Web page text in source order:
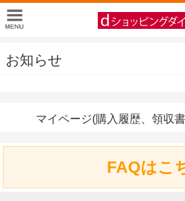
お知らせ
マイページ(購入履歴、領収
FAQはこ